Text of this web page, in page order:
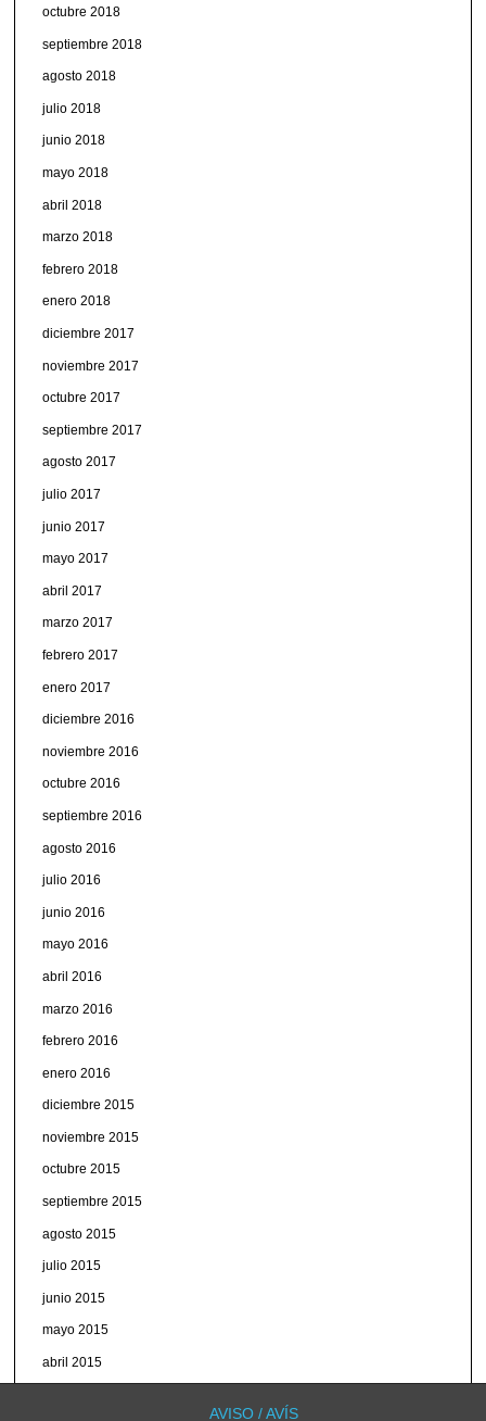
octubre 2018
septiembre 2018
agosto 2018
julio 2018
junio 2018
mayo 2018
abril 2018
marzo 2018
febrero 2018
enero 2018
diciembre 2017
noviembre 2017
octubre 2017
septiembre 2017
agosto 2017
julio 2017
junio 2017
mayo 2017
abril 2017
marzo 2017
febrero 2017
enero 2017
diciembre 2016
noviembre 2016
octubre 2016
septiembre 2016
agosto 2016
julio 2016
junio 2016
mayo 2016
abril 2016
marzo 2016
febrero 2016
enero 2016
diciembre 2015
noviembre 2015
octubre 2015
septiembre 2015
agosto 2015
julio 2015
junio 2015
mayo 2015
abril 2015
AVISO / AVÍS